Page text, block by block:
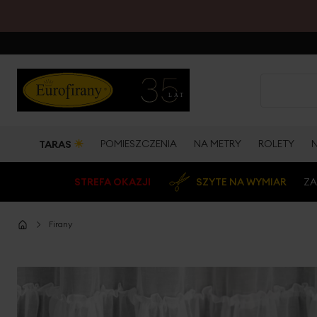
TARAS ☀ POMIESZCZENIA NA METRY ROLETY
STREFA OKAZJI SZYTE NA WYMIAR
Firany